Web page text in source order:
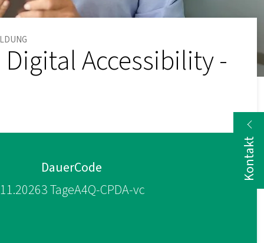
Accessibility -
Dauer
3 Tage
Code
A4Q-CPDA-vc
Kontakt